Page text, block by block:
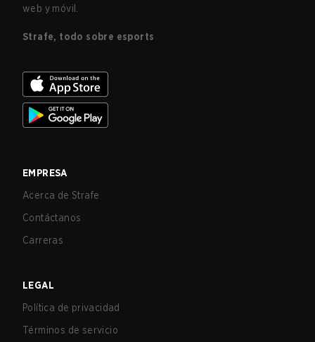
web y móvil.
Strafe, todo sobre esports
EMPRESA
Acerca de Strafe
Contáctanos
Carreras
LEGAL
Política de privacidad
Términos de servicio